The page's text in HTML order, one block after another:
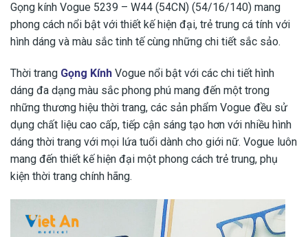
Gọng kính Vogue 5239 – W44 (54CN) (54/16/140) mang
phong cách nổi bật với thiết kế hiện đại, trẻ trung cá tính với
hình dáng và màu sắc tinh tế cùng những chi tiết sắc sảo.
Thời trang Gọng Kính Vogue nổi bật với các chi tiết hình
dáng đa dạng màu sắc phong phú mang đến một trong
những thương hiệu thời trang, các sản phẩm Vogue đều sử
dụng chất liệu cao cấp, tiếp cận sáng tạo hơn với nhiều hình
dáng thời trang với mọi lứa tuổi dành cho giới nữ. Vogue luôn
mang đến thiết kế hiện đại một phong cách trẻ trung, phụ
kiện thời trang chính hãng.